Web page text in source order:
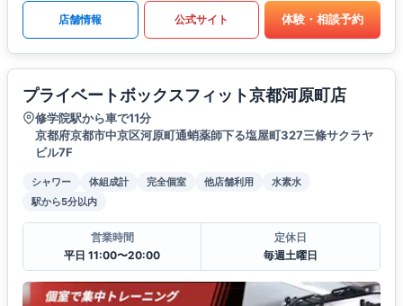
店舗情報 公式サイト 体験・相談予約
プライベートボックスフィット京都河原町店
修学院駅から車で11分
京都府京都市中京区河原町通蛸薬師下る塩屋町327三條サクラヤ
ビル7F
シャワー 体組成計 完全個室 他店舗利用
水素水
駅から5分以内
営業時間
平日 11:00〜20:00
定休日
毎週土曜日